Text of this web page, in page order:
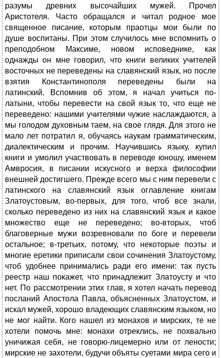
разумы древних высочайших мужей. Прочел
Аристотеля. Часто обращался и читал родное мое
священное писание, которым праотцы мои были по
душе воспитаны. При этом случилось мне вспомнить о
преподобном Максиме, новом исповеднике, как
однажды он мне говорил, что книги великих учителей
восточных не переведены на славянский язык, но после
взятия Константинополя переведены были на
латинский. Вспомнив об этом, я начал учиться по-
латыни, чтобы перевести на свой язык то, что еще не
переведено: нашими учителями чужие наслаждаются, а
мы голодом духовным таем, на свое глядя. Для этого не
мало лет потратил я, обучаясь наукам грамматическим,
диалектическим и прочим. Научившись языку, купил
книги и умолил участвовать в переводе юношу, именем
Амвросия, в писании искусного и верха философии
внешней достигшего. Прежде всего мы с ним перевели с
латинского на славянский язык оглавление книгам
Златоустовым, во-первых, для того, чтоб все знали,
сколько переведено из них на славянский язык и какое
множество еще не переведено; во-вторых, чтоб
благоверные мужи возревновали по боге и перевели
остальное; в-третьих, потому, что некоторые поэты и
многие еретики приписали свои сочинения Златоустому,
чтоб удобнее принимались ради его имени: так пусть
реестр наш покажет, что принадлежит Златоусту и что
нет. По рассмотрении этих глав, я хотел начать перевод
посланий Апостола Павла, объясненных Златоустом, и
искал мужей, хорошо владеющих славянским языком, но
не мог найти. Кого нашел из монахов и мирских, те не
хотели помочь мне: монахи отреклись, не похвально
уничижая себя, не говорю-лицемерно или от лености;
мирские не захотели, будучи объяты суетами мира сего и